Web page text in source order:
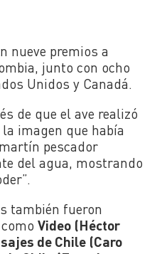
nueve premios a
junto con ocho
Unidos y Canadá.
de que el ave realizó
imagen que había
pescador
del agua, mostrando
también fueron
Video (Héctor
de Chile (Caro